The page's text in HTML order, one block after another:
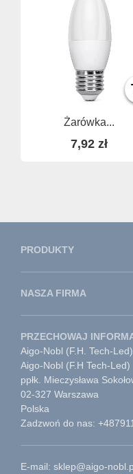
Żarówka...
7,92 zł
PRODUKTY
NASZA FIRMA
PRZECHOWAJ
Aigo-Nobl (F.H. Tech-Led)
Aigo-Nobl (F.H Tech-Led)
ppłk. Mieczysława
02-327 Warszawa
Polska
Zadzwoń do nas:
E-mail: sklep@aigo-